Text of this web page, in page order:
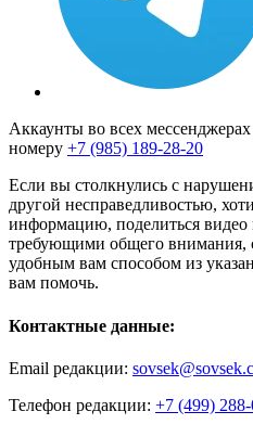
Аккаунты во всех
номеру +7 (985) 189-28-20
Если вы столкнулись с
другой несправедливостью,
информацию, поделиться
требующими общего внимания,
удобным вам способом из
вам помочь.
Контактные данные:
Email редакции:
Телефон редакции: +7 (499)